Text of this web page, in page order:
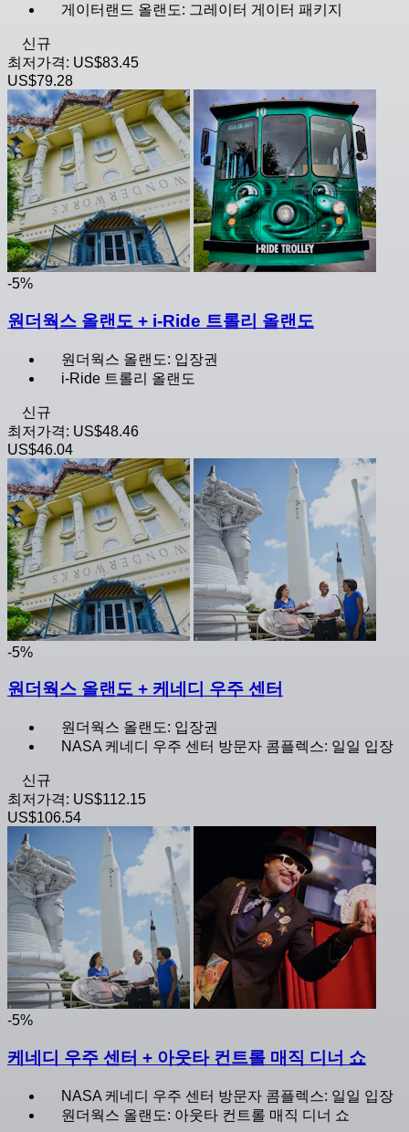
게이터랜드 올랜도: 그레이터 게이터 패키지
신규
최저가격: US$83.45
US$79.28
-5%
원더웍스 올랜도 + i-Ride 트롤리 올랜도
원더웍스 올랜도: 입장권
i-Ride 트롤리 올랜도
신규
최저가격: US$48.46
US$46.04
-5%
원더웍스 올랜도 + 케네디 우주 센터
원더웍스 올랜도: 입장권
NASA 케네디 우주 센터 방문자 콤플렉스: 일일 입장
신규
최저가격: US$112.15
US$106.54
-5%
케네디 우주 센터 + 아웃타 컨트롤 매직 디너 쇼
NASA 케네디 우주 센터 방문자 콤플렉스: 일일 입장
원더웍스 올랜도: 아웃타 컨트롤 매직 디너 쇼